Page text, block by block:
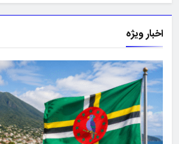
اخبار ویژه